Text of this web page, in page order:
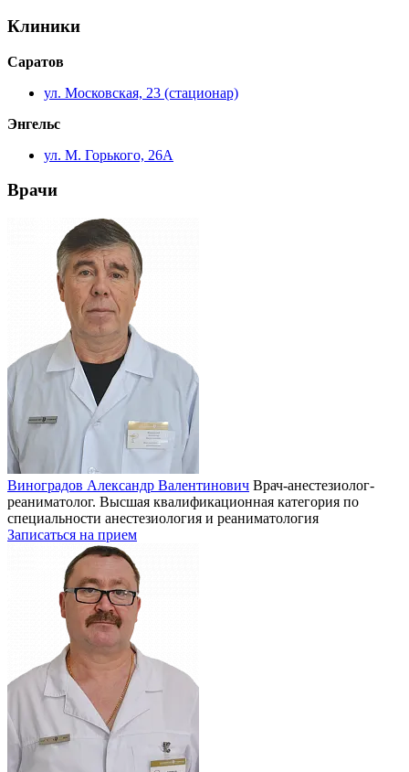
Клиники
Саратов
ул. Московская, 23 (стационар)
Энгельс
ул. М. Горького, 26А
Врачи
Виноградов Александр Валентинович Врач-анестезиолог-
реаниматолог. Высшая квалификационная категория по
специальности анестезиология и реаниматология
Записаться на прием